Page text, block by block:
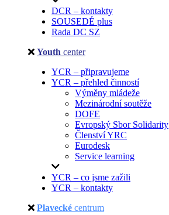
DCR – kontakty
SOUSEDÉ plus
Rada DC SZ
Youth center
YCR – připravujeme
YCR – přehled činností
Výměny mládeže
Mezinárodní soutěže
DOFE
Evropský Sbor Solidarity
Členství YRC
Eurodesk
Service learning
YCR – co jsme zažili
YCR – kontakty
Plavecké centrum